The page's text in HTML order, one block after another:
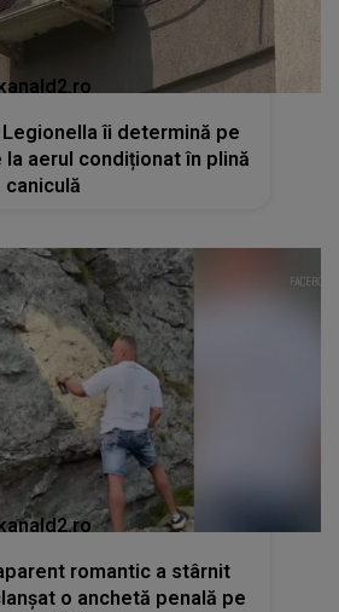
îi determină pe
la aerul condiționat în plină
caniculă
romantic a stârnit
o anchetă penală pe